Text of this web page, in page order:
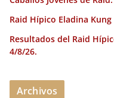
Raid Hípico Eladina Kung
Resultados del Raid
4/8/26.
Archivos